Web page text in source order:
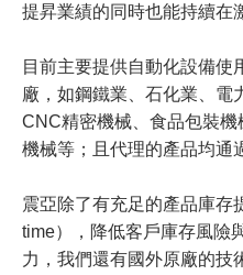
提昇業績的同時也能持續在
目前主要提供自動化設備使
廠，如鋼鐵業、石化業、電
CNC精密機械、食品包裝
機械等；且代理的產品均通
震亞除了有充足的產品庫存
time），降低客戶庫存風險
力，我們還有國外原廠的技